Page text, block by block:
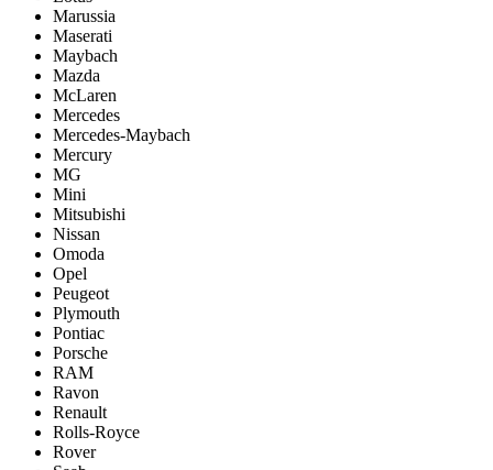
Marussia
Maserati
Maybach
Mazda
McLaren
Mercedes
Mercedes-Maybach
Mercury
MG
Mini
Mitsubishi
Nissan
Omoda
Opel
Peugeot
Plymouth
Pontiac
Porsche
RAM
Ravon
Renault
Rolls-Royce
Rover